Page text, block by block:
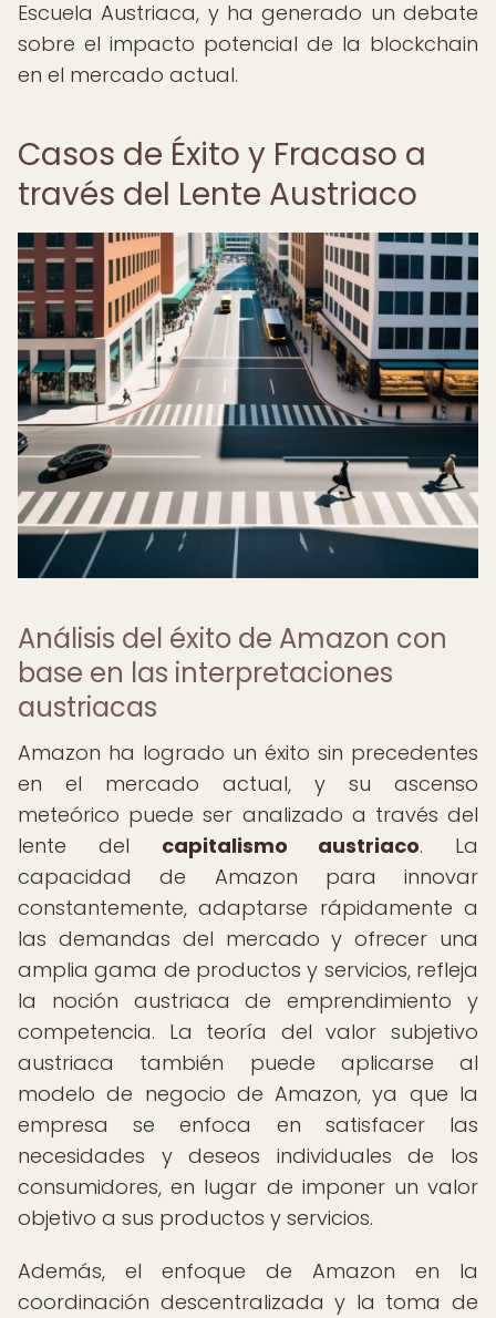
Escuela Austriaca, y ha generado un debate
sobre el impacto potencial de la blockchain
en el mercado actual.
Casos de Éxito y Fracaso a
través del Lente Austriaco
Análisis del éxito de Amazon con
base en las interpretaciones
austriacas
Amazon ha logrado un éxito sin precedentes
en el mercado actual, y su ascenso
meteórico puede ser analizado a través del
lente del capitalismo austriaco. La
capacidad de Amazon para innovar
constantemente, adaptarse rápidamente a
las demandas del mercado y ofrecer una
amplia gama de productos y servicios, refleja
la noción austriaca de emprendimiento y
competencia. La teoría del valor subjetivo
austriaca también puede aplicarse al
modelo de negocio de Amazon, ya que la
empresa se enfoca en satisfacer las
necesidades y deseos individuales de los
consumidores, en lugar de imponer un valor
objetivo a sus productos y servicios.
Además, el enfoque de Amazon en la
coordinación descentralizada y la toma de